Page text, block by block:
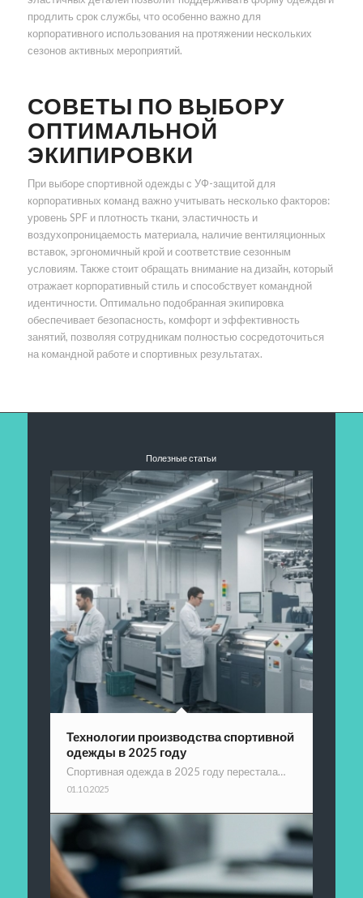
продлить срок службы, что особенно важно для
корпоративного использования на протяжении нескольких
сезонов активных мероприятий.
СОВЕТЫ ПО ВЫБОРУ
ОПТИМАЛЬНОЙ
ЭКИПИРОВКИ
При выборе спортивной одежды с УФ-защитой для
корпоративных команд важно учитывать несколько факторов:
уровень SPF и плотность ткани, эластичность и
воздухопроницаемость материала, наличие вентиляционных
вставок, эргономичный крой и соответствие сезонным
условиям. Также стоит обращать внимание на дизайн, который
отражает корпоративный стиль и способствует командной
идентичности. Оптимально подобранная экипировка
обеспечивает безопасность, комфорт и эффективность
занятий, позволяя сотрудникам полностью сосредоточиться
на командной работе и спортивных результатах.
Полезные статьи
Технологии производства спортивной
одежды в 2025 году
Спортивная одежда в 2025 году перестала…
01.10.2025